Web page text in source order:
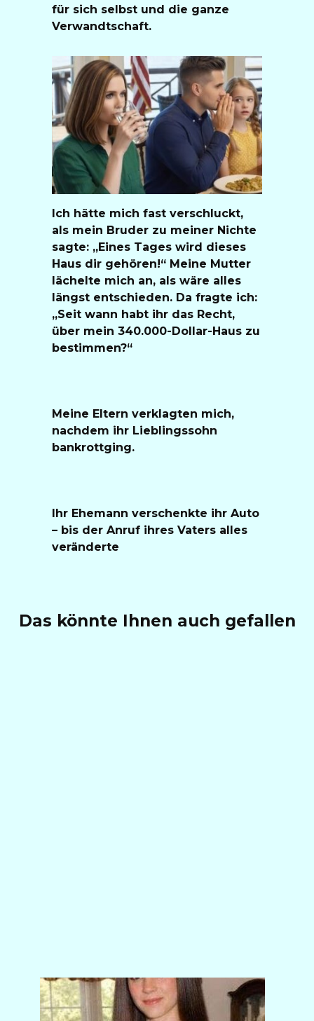
für sich selbst und die ganze
Verwandtschaft.
Ich hätte mich fast verschluckt,
als mein Bruder zu meiner Nichte
sagte: „Eines Tages wird dieses
Haus dir gehören!“ Meine Mutter
lächelte mich an, als wäre alles
längst entschieden. Da fragte ich:
„Seit wann habt ihr das Recht,
über mein 340.000-Dollar-Haus zu
bestimmen?“
Meine Eltern verklagten mich,
nachdem ihr Lieblingssohn
bankrottging.
Ihr Ehemann verschenkte ihr Auto
– bis der Anruf ihres Vaters alles
veränderte
Das könnte Ihnen auch gefallen